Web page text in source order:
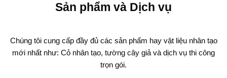
Sản phẩm và Dịch vụ
Chúng tôi cung cấp đầy đủ các sản phẩm hay vật liệu nhân tạo
mới nhất như: Cỏ nhân tạo, tường cây giả và dịch vụ thi công
trọn gói.